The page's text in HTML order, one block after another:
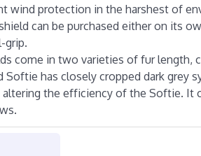
wind protection in the harshest of
can be purchased either on its
grip.
come in two varieties of fur length,
Softie has closely cropped dark grey
the efficiency of the Softie. It